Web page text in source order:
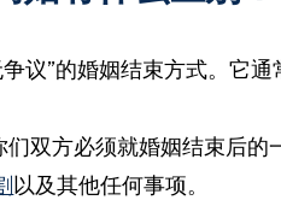
议”的婚姻结束方式。它
们双方必须就婚姻结束后的
以及其他任何事项。